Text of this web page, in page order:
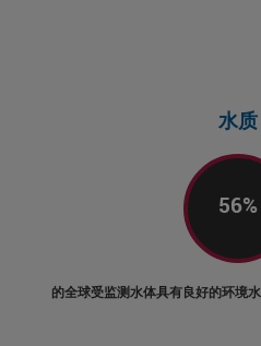
水质
56%
的全球受监测水体具有良好的环境